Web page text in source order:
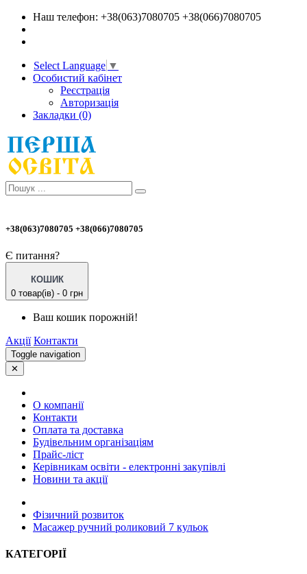
Наш телефон: +38(063)7080705 +38(066)7080705
Select Language ▼
Особистий кабінет
Реєстрація
Авторизація
Закладки (0)
+38(063)7080705 +38(066)7080705
Є питання?
КОШИК
0 товар(ів) - 0 грн
Ваш кошик порожній!
Акції Контакти
Toggle navigation
✕
О компанії
Контакти
Оплата та доставка
Будівельним організаціям
Прайс-ліст
Керівникам освіти - електронні закупівлі
Новини та акції
Фізичний розвиток
Масажер ручний роликовий 7 кульок
КАТЕГОРІЇ